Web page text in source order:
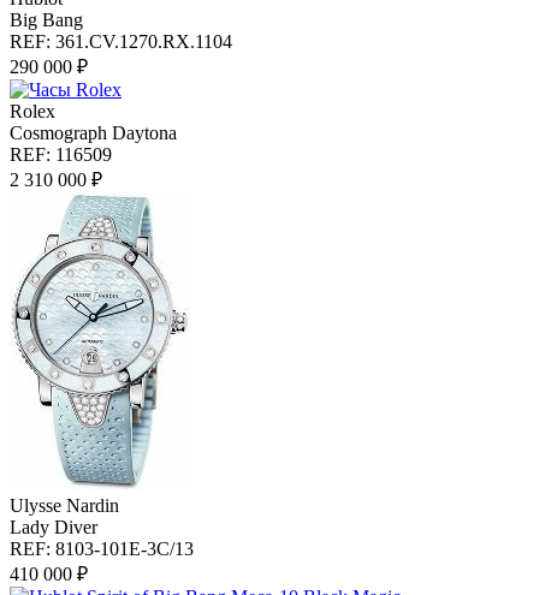
Big Bang
REF: 361.CV.1270.RX.1104
290 000 ₽
Rolex
Cosmograph Daytona
REF: 116509
2 310 000 ₽
Ulysse Nardin
Lady Diver
REF: 8103-101E-3C/13
410 000 ₽